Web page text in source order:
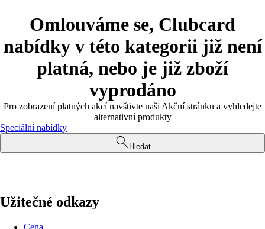
Omlouváme se, Clubcard
nabídky v této kategorii již není
platná, nebo je již zboží
vyprodáno
Pro zobrazení platných akcí navštivte naši Akční stránku a vyhledejte
alternativní produkty
Speciální nabídky
Hledat
Užitečné odkazy
Cena